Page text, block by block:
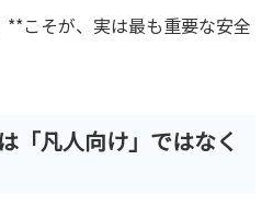
こそが、実は最も重要な安全
「凡人向け」ではなく